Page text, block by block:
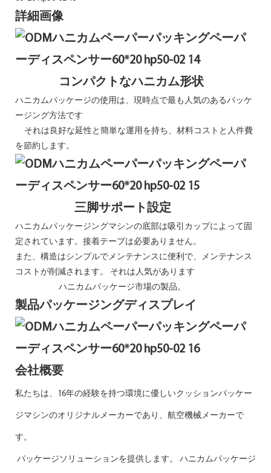
詳細画像
コンパクトなハニカム形状
ハニカムパッケージの使用は、現時点で最も人気のあるパッケ
ージング方法です
それは良好な延性と簡単な運用を持ち、材料コストと人件費
を節約します。
三脚サポート設定
ハニカムパッケージングマシンの底部は吸引カップによって固
定されています。接着テープは必要ありません。
また、構造はシンプルでメンテナンスに便利で、メンテナンス
コストが削減されます。 それは人気があります
ハニカムパッケージ市場の製品。
製品パッケージングディスプレイ
会社概要
私たちは、16年の経験を持つ環境に優しいクッションパッケー
ジマシンのオリジナルメーカーであり、航空機械メーカーで
す。
パッケージソリューションを提供します。 ハニカムパッケージ